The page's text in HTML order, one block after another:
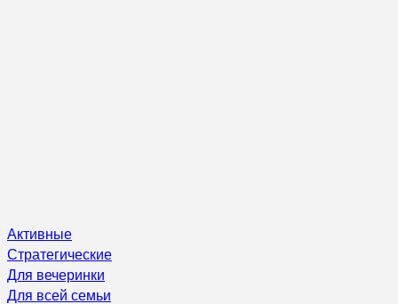
Активные
Стратегические
Для вечеринки
Для всей семьи